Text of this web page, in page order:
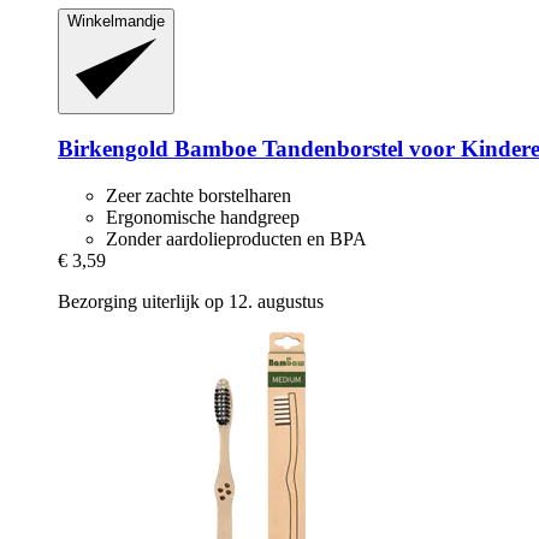
Winkelmandje
Birkengold Bamboe Tandenborstel voor
Zeer zachte borstelharen
Ergonomische handgreep
Zonder aardolieproducten en BPA
€ 3,59
Bezorging uiterlijk op 12. augustus